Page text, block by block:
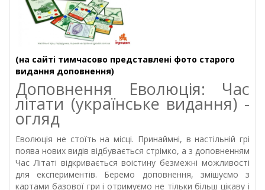
(на сайті тимчасово представлені фото старого
видання доповнення)
Доповнення Еволюція: Час
літати (українське видання) -
огляд
Еволюція не стоїть на місці. Принаймні, в настільній грі
поява нових видів відбувається стрімко, а з доповненням
Час Літаті відкривається воістину безмежні можливості
для експериментів. Беремо доповнення, змішуємо з
картами базової гри і отримуємо не тільки більш цікаву і